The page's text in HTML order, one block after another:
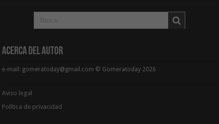
Acerca del Autor
e-mail: gomeratoday@gmail.com © Gomeratoday 2026
Aviso legal
Política de privacidad